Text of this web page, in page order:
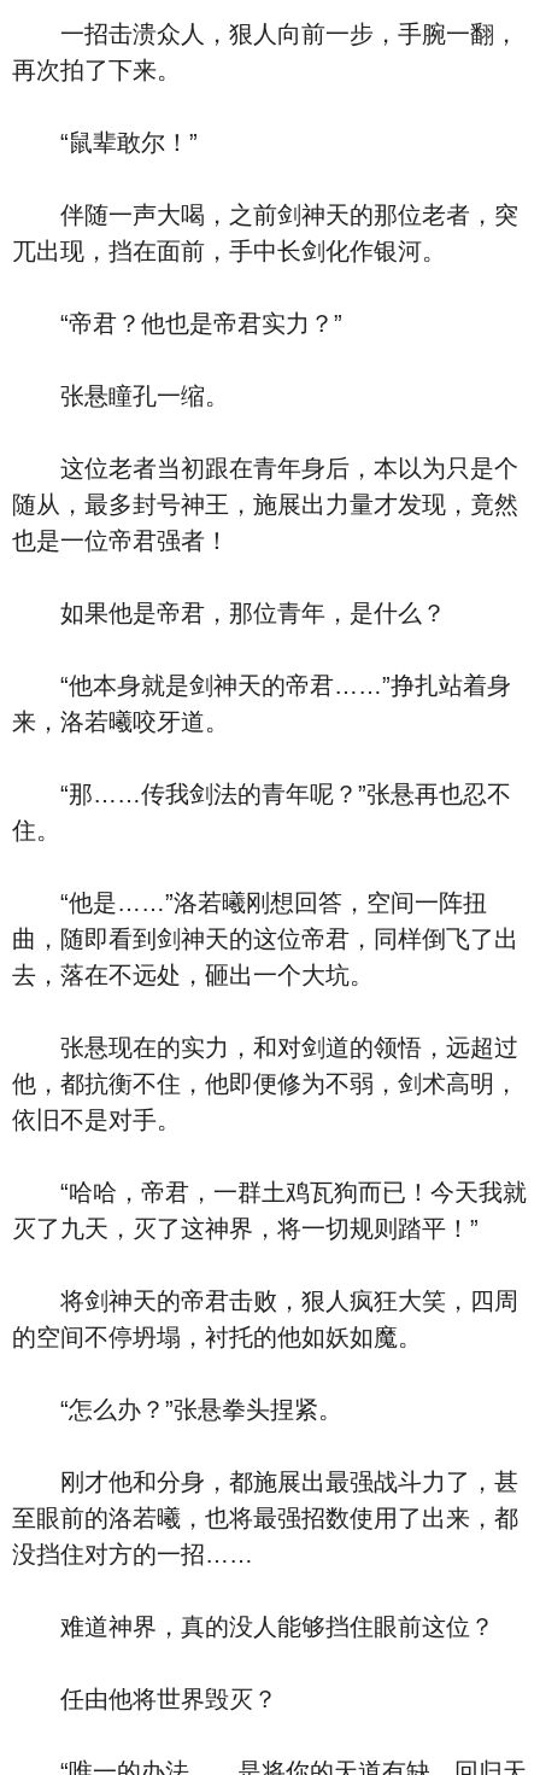
一招击溃众人，狠人向前一步，手腕一翻，
再次拍了下来。
“鼠辈敢尔！”
伴随一声大喝，之前剑神天的那位老者，突
兀出现，挡在面前，手中长剑化作银河。
“帝君？他也是帝君实力？”
张悬瞳孔一缩。
这位老者当初跟在青年身后，本以为只是个
随从，最多封号神王，施展出力量才发现，竟然
也是一位帝君强者！
如果他是帝君，那位青年，是什么？
“他本身就是剑神天的帝君……”挣扎站着身
来，洛若曦咬牙道。
“那……传我剑法的青年呢？”张悬再也忍不
住。
“他是……”洛若曦刚想回答，空间一阵扭
曲，随即看到剑神天的这位帝君，同样倒飞了出
去，落在不远处，砸出一个大坑。
张悬现在的实力，和对剑道的领悟，远超过
他，都抗衡不住，他即便修为不弱，剑术高明，
依旧不是对手。
“哈哈，帝君，一群土鸡瓦狗而已！今天我就
灭了九天，灭了这神界，将一切规则踏平！”
将剑神天的帝君击败，狠人疯狂大笑，四周
的空间不停坍塌，衬托的他如妖如魔。
“怎么办？”张悬拳头捏紧。
刚才他和分身，都施展出最强战斗力了，甚
至眼前的洛若曦，也将最强招数使用了出来，都
没挡住对方的一招……
难道神界，真的没人能够挡住眼前这位？
任由他将世界毁灭？